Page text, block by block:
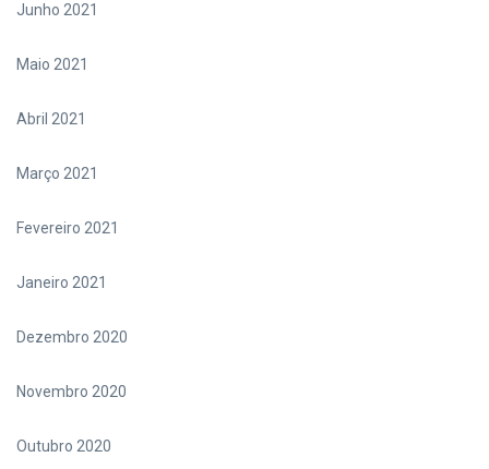
Junho 2021
Maio 2021
Abril 2021
Março 2021
Fevereiro 2021
Janeiro 2021
Dezembro 2020
Novembro 2020
Outubro 2020